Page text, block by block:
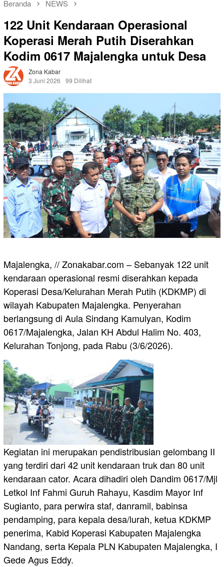
Beranda NEWS
122 Unit Kendaraan Operasional
Koperasi Merah Putih Diserahkan
Kodim 0617 Majalengka untuk Desa
Zona Kabar
3 Juni 2026
99 Dilihat
Majalengka, // Zonakabar.com – Sebanyak 122 unit
kendaraan operasional resmi diserahkan kepada
Koperasi Desa/Kelurahan Merah Putih (KDKMP) di
wilayah Kabupaten Majalengka. Penyerahan
berlangsung di Aula Sindang Kamulyan, Kodim
0617/Majalengka, Jalan KH Abdul Halim No. 403,
Kelurahan Tonjong, pada Rabu (3/6/2026).
Kegiatan ini merupakan pendistribusian gelombang II
yang terdiri dari 42 unit kendaraan truk dan 80 unit
kendaraan cator. Acara dihadiri oleh Dandim 0617/Mjl
Letkol Inf Fahmi Guruh Rahayu, Kasdim Mayor Inf
Sugianto, para perwira staf, danramil, babinsa
pendamping, para kepala desa/lurah, ketua KDKMP
penerima, Kabid Koperasi Kabupaten Majalengka
Nandang, serta Kepala PLN Kabupaten Majalengka, I
Gede Agus Eddy.